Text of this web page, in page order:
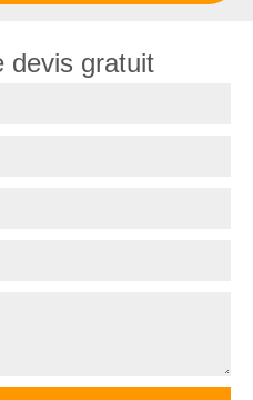
devis gratuit